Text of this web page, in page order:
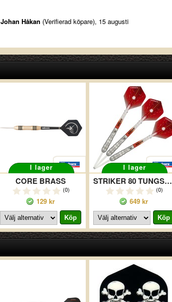
Johan Håkan (Verifierad köpare), 15 augusti
I lager
CORE BRASS
(0)
129 kr
I lager
STRIKER 80 TUNGSTEN
(0)
649 kr